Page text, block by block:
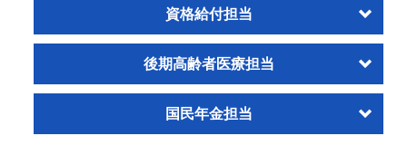
資格給付担当
後期高齢者医療担当
国民年金担当